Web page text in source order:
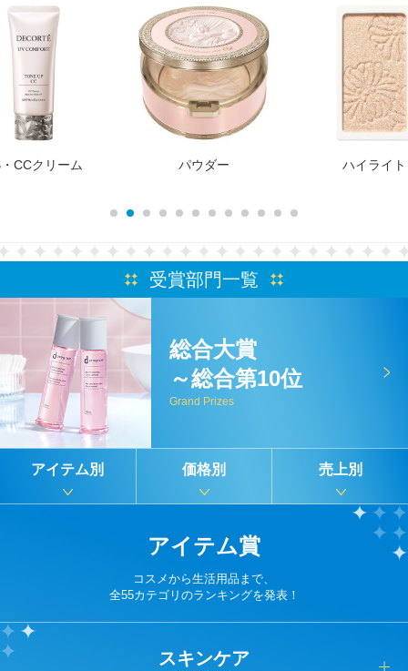
CCクリーム パウダー ハイライト
受賞部門一覧
総合大賞
～総合第10位
Grand Prizes
アイテム別 価格別 売上別
アイテム賞
コスメから生活用品まで、
全55カテゴリのランキングを発表！
スキンケア